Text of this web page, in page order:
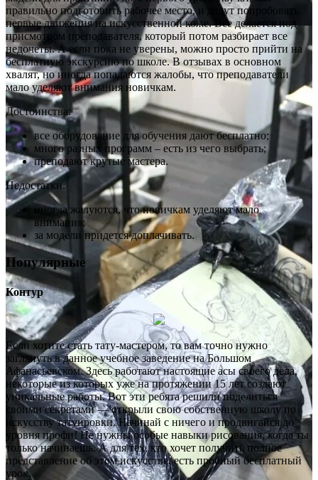
правильно подготовить рабочее место, и дадут попробовать
первые движения на искусственной коже. Все делается под
присмотром преподавателя, который потом разбирает все
недочеты. А если пока не уверены, можно просто прийти на
бесплатную экскурсию по школе. В отзывах в основном
хвалят, но иногда попадаются жалобы, что преподаватели
мало уделяют внимания новичкам.
Достоинства:
все оборудование для обучения дают бесплатно;
много разных программ – есть из чего выбрать;
преподают крутые мастера.
Недостатки:
иногда жалуются, что новичкам уделяют мало
внимания;
за модели придется доплачивать.
Популярные
Контур
Если хотите стать тату-мастером, то вам точно нужно
заглянуть в данное учебное заведение на Большом
Афанасьевском. Здесь работают настоящие асы своего дела,
некоторые из которых уже на протяжении 15 лет создают
уникальные работы. Вот эти ребята решили поделиться
своими секретами — открыли свою собственную школу по
искусству татуировки. Начинай с ничего и продвигайся до
уровня профи! Не нужны особые навыки рисования, когда ты
только начинаешь. А для тех, кто хочет получить полное
представление об этом искусстве, есть пробный бесплатный
урок.